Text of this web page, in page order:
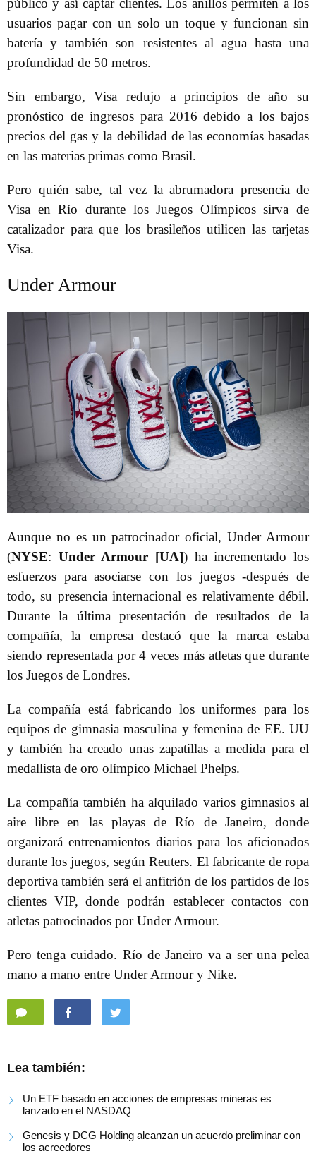
público y así captar clientes. Los anillos permiten a los
usuarios pagar con un solo un toque y funcionan sin
batería y también son resistentes al agua hasta una
profundidad de 50 metros.
Sin embargo, Visa redujo a principios de año su
pronóstico de ingresos para 2016 debido a los bajos
precios del gas y la debilidad de las economías basadas
en las materias primas como Brasil.
Pero quién sabe, tal vez la abrumadora presencia de
Visa en Río durante los Juegos Olímpicos sirva de
catalizador para que los brasileños utilicen las tarjetas
Visa.
Under Armour
Aunque no es un patrocinador oficial, Under Armour
(NYSE: Under Armour [UA]) ha incrementado los
esfuerzos para asociarse con los juegos -después de
todo, su presencia internacional es relativamente débil.
Durante la última presentación de resultados de la
compañía, la empresa destacó que la marca estaba
siendo representada por 4 veces más atletas que durante
los Juegos de Londres.
La compañía está fabricando los uniformes para los
equipos de gimnasia masculina y femenina de EE. UU
y también ha creado unas zapatillas a medida para el
medallista de oro olímpico Michael Phelps.
La compañía también ha alquilado varios gimnasios al
aire libre en las playas de Río de Janeiro, donde
organizará entrenamientos diarios para los aficionados
durante los juegos, según Reuters. El fabricante de ropa
deportiva también será el anfitrión de los partidos de los
clientes VIP, donde podrán establecer contactos con
atletas patrocinados por Under Armour.
Pero tenga cuidado. Río de Janeiro va a ser una pelea
mano a mano entre Under Armour y Nike.
Lea también:
Un ETF basado en acciones de empresas mineras es
lanzado en el NASDAQ
Genesis y DCG Holding alcanzan un acuerdo preliminar con
los acreedores